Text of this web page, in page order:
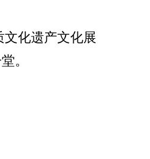
文化遗产文化展
。